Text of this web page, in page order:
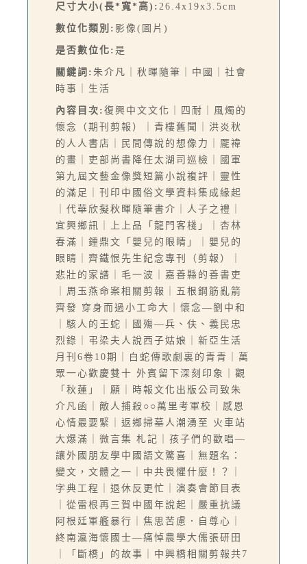
尺寸大小(長*寬*高): 26.4x19x3.5cm
數位化類別: 影像(圖片)
是否數位化: 是
關鍵詞: 朱介凡｜秋暉隨筆｜中國｜社會
時事｜生活
內容目次: 復興中文文化｜四耐｜風燭的
懷念（期刊剪報）｜青樓舊聞｜洪炎秋
的人人書店｜民間傳說的想像力｜龎褘
的畫｜吏部尚書降任太湖司巡檢｜國軍
第九屆文藝金像獎短篇小說複評｜靈性
的滿足｜刊印中國俗文學資料集成緣起
｜代華欣擬秋暉隨筆書介｜人子之禮｜
宜興鄉訊｜上上品「龍門客棧」｜杏林
春滿｜鍾鼎文「嬰兒的眼睛」｜嬰兒的
眼睛｜齊鐵恨先生紀念專刊（剪報）｜
悲壯的家譜｜毛一波｜嘉善縣的善書吏
｜周玉燕命案相關剪報｜五根鋼筋亂箭
齊發 穿身而過小工命大｜懷念—劉中和
｜駭人的王蛇｜國殤—兵、伕、義民忠
烈錄｜弔梁夫人說西子姑娘｜新亞生活
月刊6卷10期｜白蛇傳歌劇裏的青青｜萬
眾一心歡慶雙十 外賓留下深刻印象｜觀
「秋蓮」｜願｜時報文化出版公司致朱
介凡函｜敵人捕殺○○萬里考軍校｜感恩
心情最要緊｜返鄉掃墓人潮湧至 火車站
大爆滿｜微言集 札記｜孩子們的歡唱—
讓外國朋友學中國語文驚喜｜無題名：
變文，文體之一｜中共畏懼什麼！？｜
字典工程｜退休反更忙｜演奏會節目表
｜從雷根再三賀中國年說起｜嚴重抗議
阿根廷軍艦暴行｜焦思苦慮．自尊心｜
終南瀛海懷國士—痛悼農學大儒張研田
｜「斷橋」的故事｜中興橋相關剪報共7